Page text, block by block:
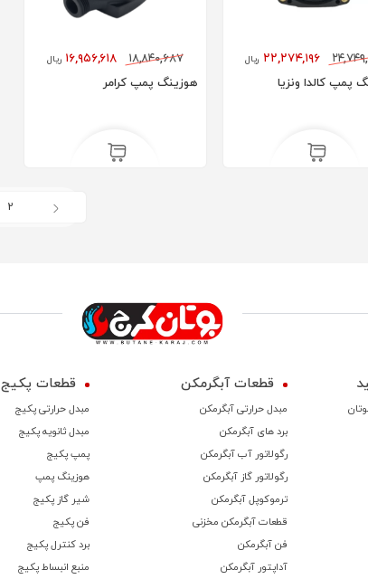
۲۲,۲۷۴,۱۹۶ ریال
پمپ کالدا ونزیا
۱۸,۸۴۰,۶۸۷ ۱۶,۹۵۶,۶۱۸ ریال
هوزینگ پمپ کرامر
2
قطعات آبگرمکن
مبدل حرارتی آبگرمکن
برد های آبگرمکن
رگولاتور آب آبگرمکن
رگولاتور گاز آبگرمکن
ترموكوپل آبگرمکن
قطعات آبگرمکن مخزنی
فن آبگرمکن
آداپتور آبگرمکن
قطعات پکیج
مبدل حرارتی پکیج
مبدل ثانویه پکیج
پمپ پکیج
هوزینگ پمپ
شیر گاز پکیج
فن پکیج
برد کنترل پکیج
منبع انبساط پکیج